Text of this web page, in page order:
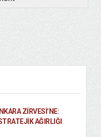
ZIRVESI’NE:
AĞIRLIĞI